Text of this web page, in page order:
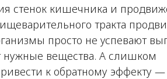
стенок кишечника и
тракта
просто не успевают
нужные вещества. А слишком
к обратному эффекту —